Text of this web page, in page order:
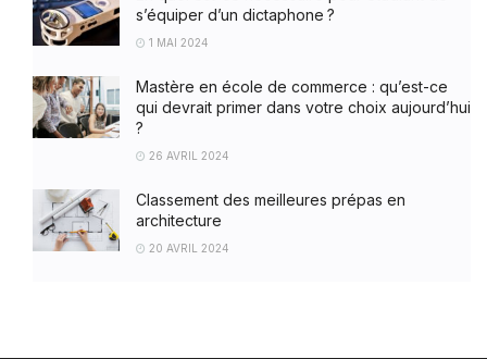
s’équiper d’un dictaphone ?
1 MAI 2024
Mastère en école de commerce : qu’est-ce
qui devrait primer dans votre choix aujourd’hui
?
26 AVRIL 2024
Classement des meilleures prépas en
architecture
20 AVRIL 2024